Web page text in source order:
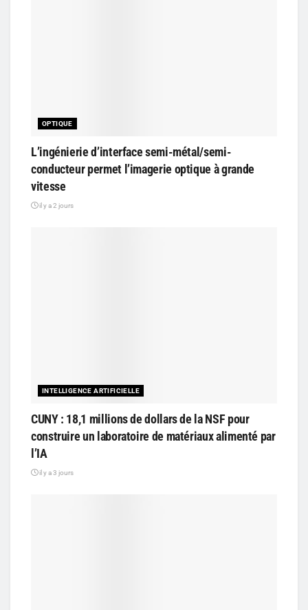
OPTIQUE
L’ingénierie d’interface semi-métal/semi-
conducteur permet l’imagerie optique à grande
vitesse
il y a 2 jours
INTELLIGENCE ARTIFICIELLE
CUNY : 18,1 millions de dollars de la NSF pour
construire un laboratoire de matériaux alimenté par
l’IA
il y a 3 jours